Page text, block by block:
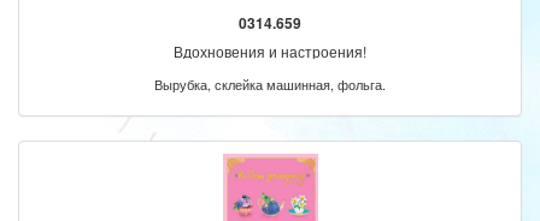
0314.659
Вдохновения и настроения!
Вырубка, склейка машинная, фольга.